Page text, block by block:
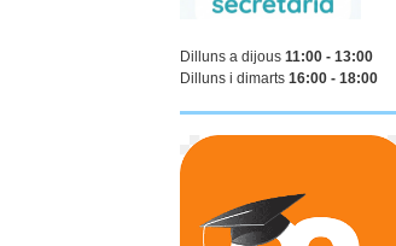
Dilluns a dijous 11:00 - 13:00
Dilluns i dimarts 16:00 - 18:00